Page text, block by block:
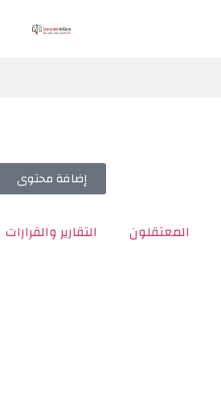
إضافة محتوى
المعتقلون التقارير والقرارات